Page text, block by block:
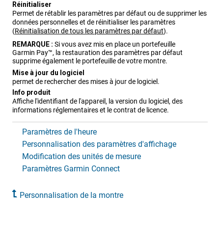
Réinitialiser
Permet de rétablir les paramètres par défaut ou de supprimer les
données personnelles et de réinitialiser les paramètres
(Réinitialisation de tous les paramètres par défaut).
REMARQUE : Si vous avez mis en place un portefeuille
Garmin Pay™, la restauration des paramètres par défaut
supprime également le portefeuille de votre montre.
Mise à jour du logiciel
permet de rechercher des mises à jour de logiciel.
Info produit
Affiche l'identifiant de l'appareil, la version du logiciel, des
informations réglementaires et le contrat de licence.
Paramètres de l'heure
Personnalisation des paramètres d'affichage
Modification des unités de mesure
Paramètres Garmin Connect
Personnalisation de la montre